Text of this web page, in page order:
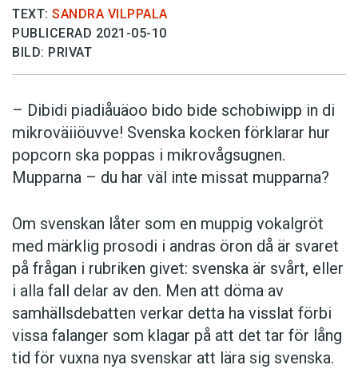
TEXT: SANDRA VILPPALA
PUBLICERAD 2021-05-10
BILD: PRIVAT
– Dibidi piadiåuäoo bido bide schobiwipp in di
mikroväiiöuvve! Svenska kocken förklarar hur
popcorn ska poppas i mikrovågsugnen.
Mupparna – du har väl inte missat mupparna?
Om svenskan låter som en muppig vokalgröt
med märklig prosodi i andras öron då är svaret
på frågan i rubriken givet: svenska är svårt, eller
i alla fall delar av den. Men att döma av
samhällsdebatten verkar detta ha visslat förbi
vissa falanger som klagar på att det tar för lång
tid för vuxna nya svenskar att lära sig svenska.